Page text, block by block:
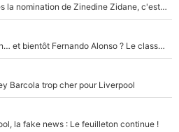
Equipe de France : 10 jours après la nomination de Zinedine Zidane, c'est au tour de son fils de prendre un nouveau départ !
Max Verstappen, Lewis Hamilton… et bientôt Fernando Alonso ? Le classement des pilotes les mieux payés en Formule 1 risque de changer !
Barcola trop cher pour Liverpool
la fake news : Le feuilleton continue !